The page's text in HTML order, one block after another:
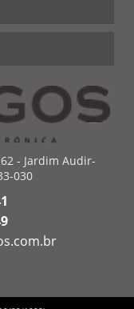
- Jardim Audir-
030